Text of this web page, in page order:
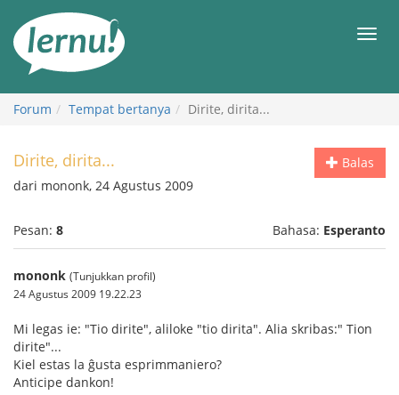
daftar
Forum Tempat bertanya Dirite, dirita...
Balas
Dirite, dirita...
dari mononk, 24 Agustus 2009
Pesan: 8 Bahasa: Esperanto
mononk (Tunjukkan profil)
24 Agustus 2009 19.22.23
Mi legas ie: "Tio dirite", aliloke "tio dirita". Alia skribas:" Tion
dirite"...
Kiel estas la ĝusta esprimmaniero?
Anticipe dankon!